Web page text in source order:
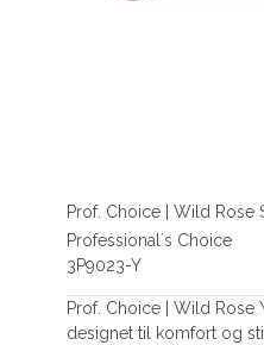
Prof. Choice | Wild Rose
Professional´s Choice
3P9023-Y
Prof. Choice | Wild Rose
designet til komfort og